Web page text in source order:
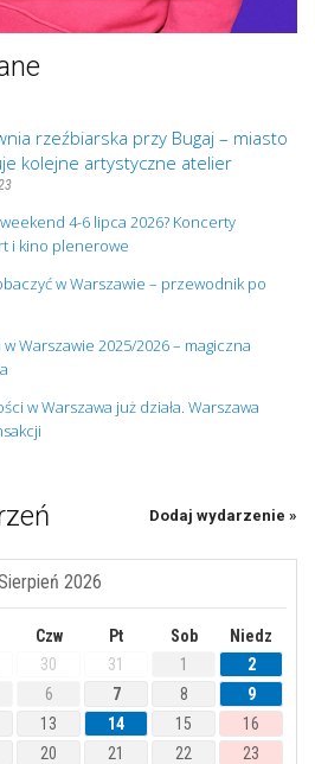
rzeźbiarska przy Bugaj – miasto
kolejne artystyczne atelier
4-6 lipca 2026? Koncerty
i kino plenerowe
w Warszawie – przewodnik po
Warszawie 2025/2026 – magiczna
w Warszawa już działa. Warszawa
Dodaj wydarzenie »
2026
Czw Pt Sob
Niedz
30 31 1
2
6 7 8
9
13 14 15
16
20 21 22
23